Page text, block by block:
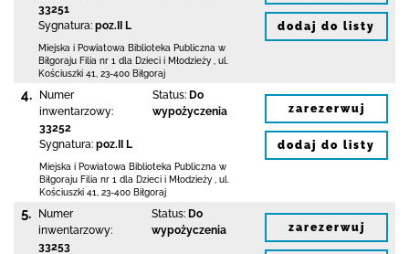
33251
Sygnatura: poz.II L
Miejska i Powiatowa Biblioteka Publiczna w
Biłgoraju Filia nr 1 dla Dzieci i Młodzieży
ul.
Kościuszki 41
23-400 Biłgoraj
dodaj do listy
4.
Numer
inwentarzowy:
33252
Sygnatura: poz.II L
Status: Do
wypożyczenia
Miejska i Powiatowa Biblioteka Publiczna w
Biłgoraju Filia nr 1 dla Dzieci i Młodzieży, ul.
Kościuszki 41
23-400 Biłgoraj
zarezerwuj
dodaj do listy
5.
Numer
inwentarzowy:
33253
Status: Do
wypożyczenia
zarezerwuj